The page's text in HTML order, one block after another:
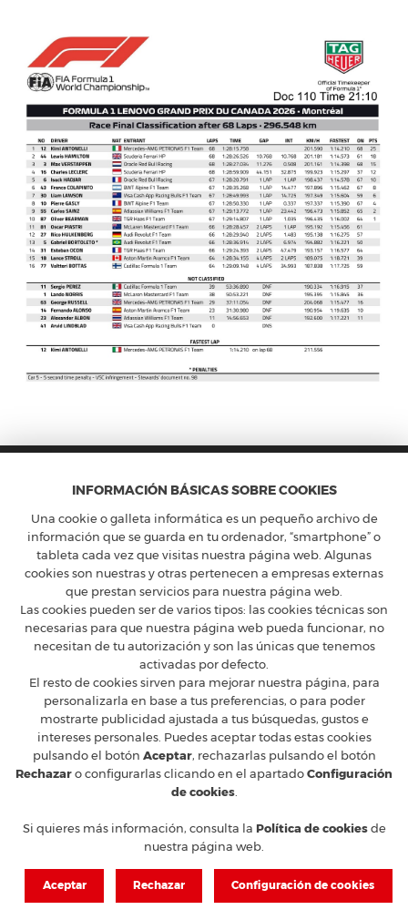
FERRARI CLUB ESPAÑA
Calle Constancia 41, entreplanta - 28002 Madrid
T+34 91 5754160Mferrari@ferrariclubespana.com
HLunes a jueves de 9:00 a 17:30h, viernes de 9:00 a 15:00h.
CLUB FERRARI
EN LAS REDES
FERRARI OFICIAL
MUNDO FERRARI
© 2026 Ferrari Club España
Aviso legal y protección de Datos
Condiciones de venta
Política de cookies
Responsable Web y Comunicación Fede García | Diseño, desarrollo y
INFORMACIÓN BÁSICAS SOBRE COOKIES
Una cookie o galleta informática es un pequeño archivo de
información que se guarda en tu ordenador, “smartphone” o
tableta cada vez que visitas nuestra página web. Algunas
cookies son nuestras y otras pertenecen a empresas externas
que prestan servicios para nuestra página web.
Las cookies pueden ser de varios tipos: las cookies técnicas son
necesarias para que nuestra página web pueda funcionar, no
necesitan de tu autorización y son las únicas que tenemos
activadas por defecto.
El resto de cookies sirven para mejorar nuestra página, para
personalizarla en base a tus preferencias, o para poder
mostrarte publicidad ajustada a tus búsquedas, gustos e
intereses personales. Puedes aceptar todas estas cookies
pulsando el botón Aceptar, rechazarlas pulsando el botón
Rechazaro configurarlas clicando en el apartadoConfiguración
de cookies.
Si quieres más información, consulta la Política de cookiesde
nuestra página web.
Aceptar Rechazar Configuración de cookies